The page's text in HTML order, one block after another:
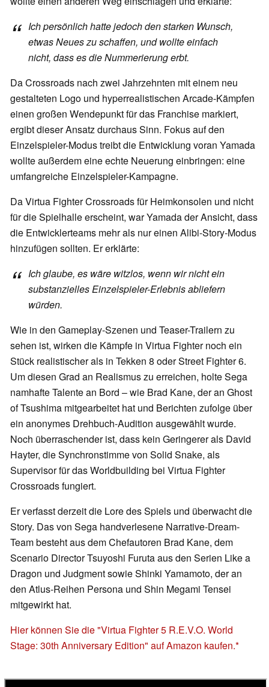
Ich persönlich hatte jedoch den starken Wunsch,
etwas Neues zu schaffen, und wollte einfach
nicht, dass es die Nummerierung erbt.
Da Crossroads nach zwei Jahrzehnten mit einem neu
gestalteten Logo und hyperrealistischen Arcade-Kämpfen
einen großen Wendepunkt für das Franchise markiert,
ergibt dieser Ansatz durchaus Sinn. Fokus auf den
Einzelspieler-Modus treibt die Entwicklung voran Yamada
wollte außerdem eine echte Neuerung einbringen: eine
umfangreiche Einzelspieler-Kampagne.
Da Virtua Fighter Crossroads für Heimkonsolen und nicht
für die Spielhalle erscheint, war Yamada der Ansicht, dass
die Entwicklerteams mehr als nur einen Alibi-Story-Modus
hinzufügen sollten. Er erklärte:
Ich glaube, es wäre witzlos, wenn wir nicht ein
substanzielles Einzelspieler-Erlebnis abliefern
würden.
Wie in den Gameplay-Szenen und Teaser-Trailern zu
sehen ist, wirken die Kämpfe in Virtua Fighter noch ein
Stück realistischer als in Tekken 8 oder Street Fighter 6.
Um diesen Grad an Realismus zu erreichen, holte Sega
namhafte Talente an Bord – wie Brad Kane, der an Ghost
of Tsushima mitgearbeitet hat und Berichten zufolge über
ein anonymes Drehbuch-Audition ausgewählt wurde.
Noch überraschender ist, dass kein Geringerer als David
Hayter, die Synchronstimme von Solid Snake, als
Supervisor für das Worldbuilding bei Virtua Fighter
Crossroads fungiert.
Er verfasst derzeit die Lore des Spiels und überwacht die
Story. Das von Sega handverlesene Narrative-Dream-
Team besteht aus dem Chefautoren Brad Kane, dem
Scenario Director Tsuyoshi Furuta aus den Serien Like a
Dragon und Judgment sowie Shinki Yamamoto, der an
den Atlus-Reihen Persona und Shin Megami Tensei
mitgewirkt hat.
Hier können Sie die "Virtua Fighter 5 R.E.V.O. World
Stage: 30th Anniversary Edition" auf Amazon kaufen.